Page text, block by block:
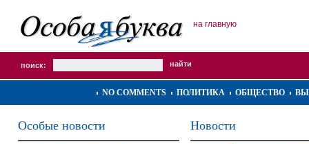
на главную
поиск:
NO COMMENTS ПОЛИТИКА ОБЩЕСТВО
Особые новости Новости